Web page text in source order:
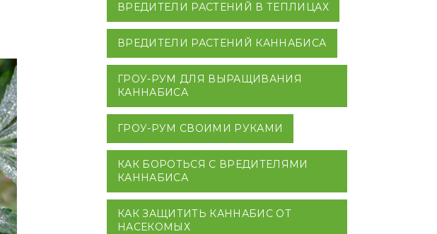
ВРЕДИТЕЛИ РАСТЕНИЙ В ТЕПЛИЦАХ
ВРЕДИТЕЛИ РАСТЕНИЙ КАННАБИСА
ГРОУ-РУМ ДЛЯ ВЫРАЩИВАНИЯ
КАННАБИСА
ГРОУ-РУМ СВОИМИ РУКАМИ
КАК БОРОТЬСЯ С ВРЕДИТЕЛЯМИ
КАННАБИСА
КАК ЗАЩИТИТЬ КАННАБИС ОТ
НАСЕКОМЫХ